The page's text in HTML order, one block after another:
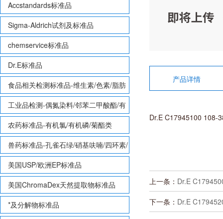
Accstandards标准品
Sigma-Aldrich试剂及标准品
chemservice标准品
Dr.E标准品
食品相关检测标准品-维生素/色素/脂肪
酸甲酯等
工业品检测-偶氮染料/邻苯二甲酸酯/有
机锡/多溴联苯/多溴联苯醚/多氯联苯
农药标准品-有机氯/有机磷/菊酯类
兽药标准品-孔雀石绿/硝基呋喃/四环素/
磺胺等
美国USP/欧洲EP标准品
美国ChromaDex天然提取物标准品
*及分解物标准品
产品详情
Dr.E C17945100 108-
上一条： Dr.E
下一条： Dr.E